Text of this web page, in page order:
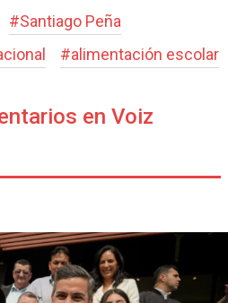
#Santiago Peña
#alimentación escolar
en Voiz